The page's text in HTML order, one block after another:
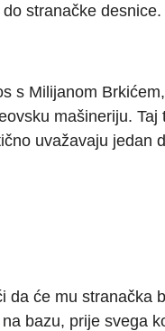
stranačke desnice.
s Milijanom
mašineriju. Taj
uvažavaju jedan
da će mu stranačka
bazu, prije svega